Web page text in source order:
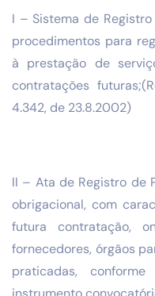
I – Sistema de
procedimentos para
à prestação de
contratações
4.342, de 23.8.2002)
II – Ata de Registro de
obrigacional, com
futura contratação,
fornecedores, órgãos
praticadas,